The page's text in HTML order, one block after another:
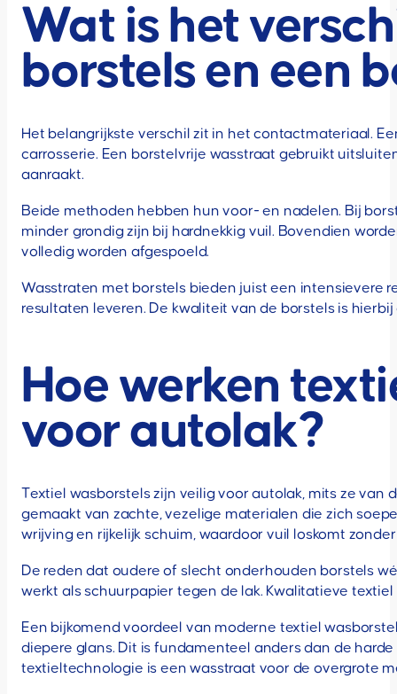
Wat is het
borstels en een
Het belangrijkste verschil zit in het contactmateriaal.
carrosserie. Een borstelvrije wasstraat gebruikt
aanraakt.
Beide methoden hebben hun voor- en nadelen. Bij
minder grondig zijn bij hardnekkig vuil. Bovendien
volledig worden afgespoeld.
Wasstraten met borstels bieden juist een intensievere
resultaten leveren. De kwaliteit van de borstels is
Hoe werken
voor autolak?
Textiel wasborstels zijn veilig voor autolak, mits ze
gemaakt van zachte, vezelige materialen die zich
wrijving en rijkelijk schuim, waardoor vuil loskomt
De reden dat oudere of slecht onderhouden borstels
werkt als schuurpapier tegen de lak. Kwalitatieve
Een bijkomend voordeel van moderne textiel
diepere glans. Dit is fundamenteel anders dan de
textieltechnologie is een wasstraat voor de overgrote